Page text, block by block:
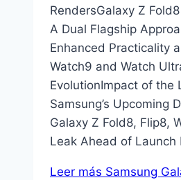
RendersGalaxy Z
A Dual Flagship
Enhanced Practicality
Watch9 and Watch
EvolutionImpact of the
Samsung’s Upcoming
Galaxy Z Fold8, Flip8,
Leak Ahead of Launch
Leer más Samsung